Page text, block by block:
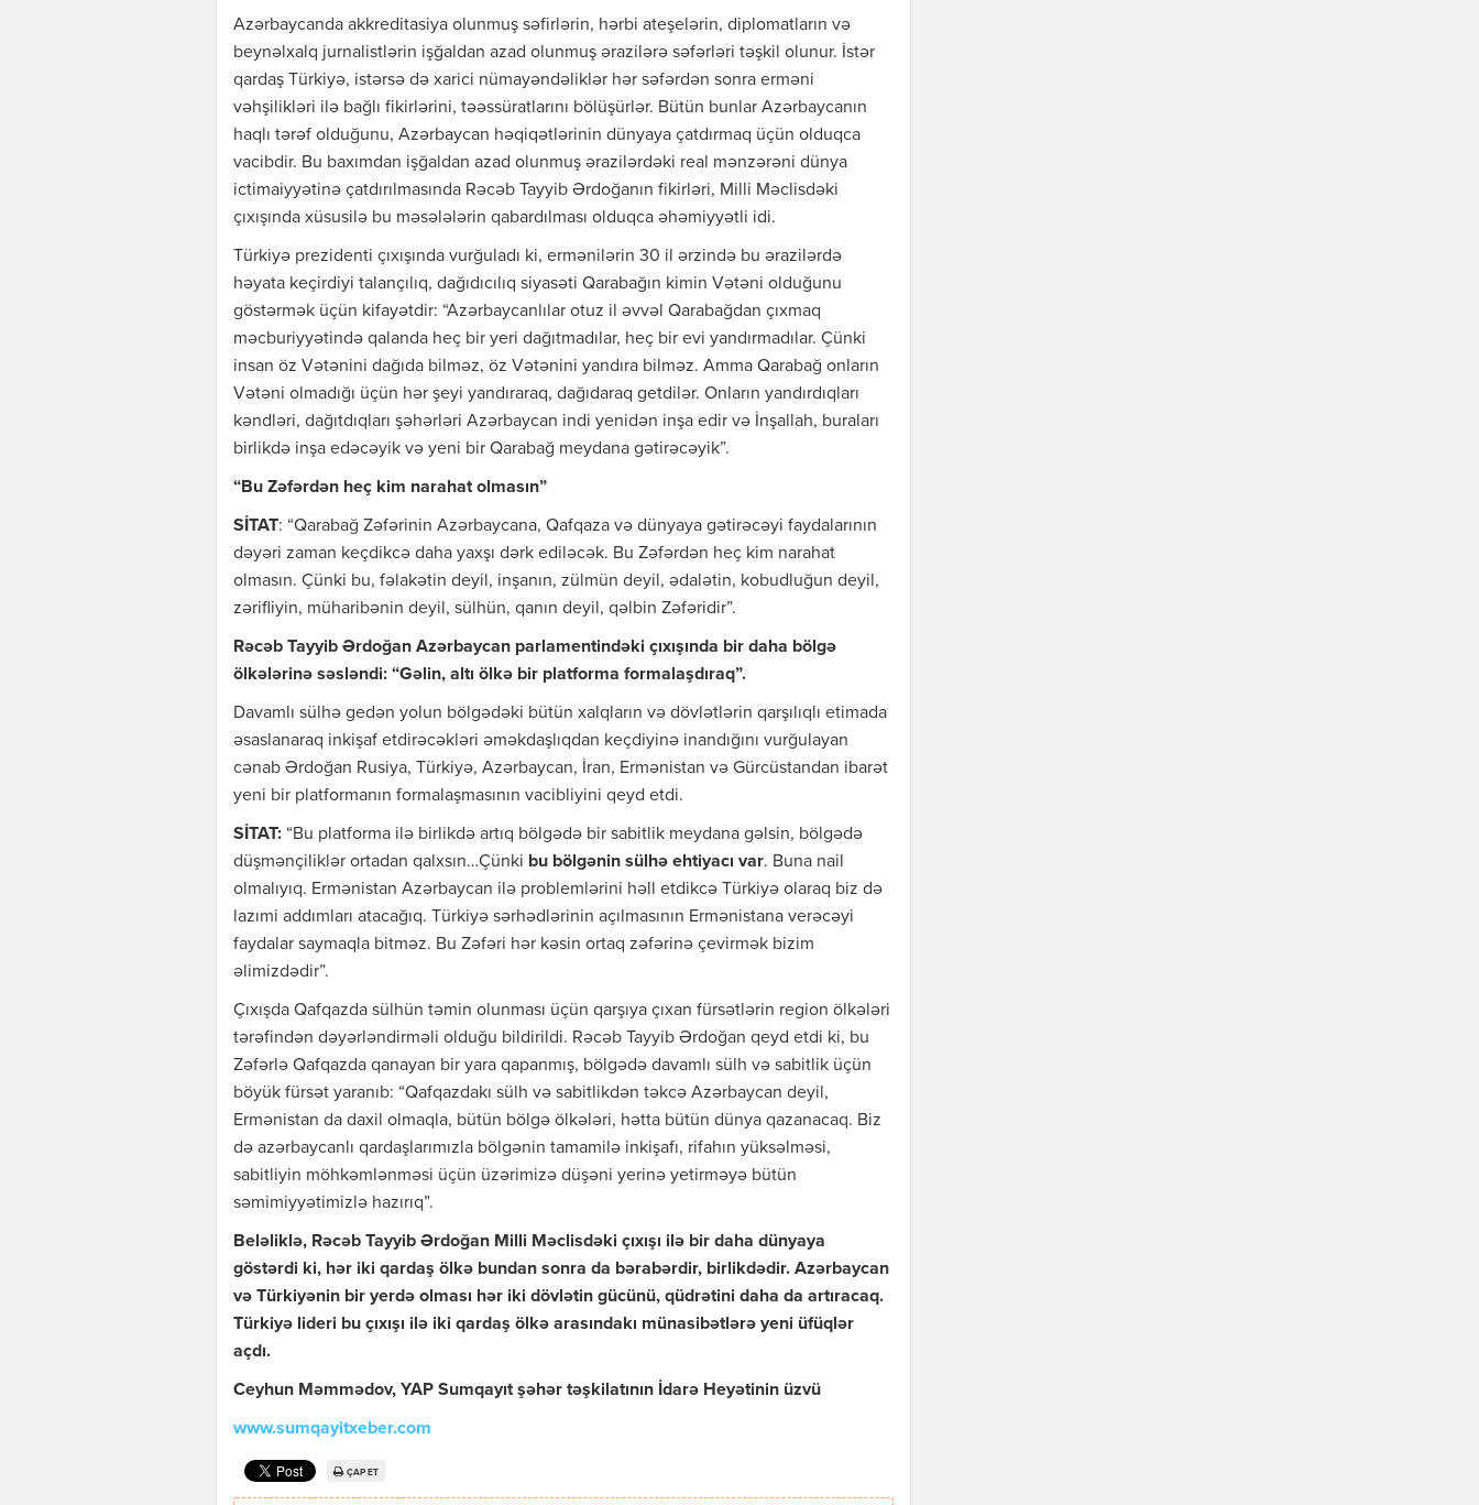
Azərbaycanda akkreditasiya olunmuş səfirlərin, hərbi ateşelərin, diplomatların və
beynəlxalq jurnalistlərin işğaldan azad olunmuş ərazilərə səfərləri təşkil olunur. İstər
qardaş Türkiyə, istərsə də xarici nümayəndəliklər hər səfərdən sonra erməni
vəhşilikləri ilə bağlı fikirlərini, təəssüratlarını bölüşürlər. Bütün bunlar Azərbaycanın
haqlı tərəf olduğunu, Azərbaycan həqiqətlərinin dünyaya çatdırmaq üçün olduqca
vacibdir. Bu baxımdan işğaldan azad olunmuş ərazilərdəki real mənzərəni dünya
ictimaiyyətinə çatdırılmasında Rəcəb Tayyib Ərdoğanın fikirləri, Milli Məclisdəki
çıxışında xüsusilə bu məsələlərin qabardılması olduqca əhəmiyyətli idi.
Türkiyə prezidenti çıxışında vurğuladı ki, ermənilərin 30 il ərzində bu ərazilərdə
həyata keçirdiyi talançılıq, dağıdıcılıq siyasəti Qarabağın kimin Vətəni olduğunu
göstərmək üçün kifayətdir: “Azərbaycanlılar otuz il əvvəl Qarabağdan çıxmaq
məcburiyyətində qalanda heç bir yeri dağıtmadılar, heç bir evi yandırmadılar. Çünki
insan öz Vətənini dağıda bilməz, öz Vətənini yandıra bilməz. Amma Qarabağ onların
Vətəni olmadığı üçün hər şeyi yandıraraq, dağıdaraq getdilər. Onların yandırdıqları
kəndləri, dağıtdıqları şəhərləri Azərbaycan indi yenidən inşa edir və İnşallah, buraları
birlikdə inşa edəcəyik və yeni bir Qarabağ meydana gətirəcəyik”.
“Bu Zəfərdən heç kim narahat olmasın”
SİTAT: “Qarabağ Zəfərinin Azərbaycana, Qafqaza və dünyaya gətirəcəyi faydalarının
dəyəri zaman keçdikcə daha yaxşı dərk ediləcək. Bu Zəfərdən heç kim narahat
olmasın. Çünki bu, fəlakətin deyil, inşanın, zülmün deyil, ədalətin, kobudluğun deyil,
zərifliyin, müharibənin deyil, sülhün, qanın deyil, qəlbin Zəfəridir”.
Rəcəb Tayyib Ərdoğan Azərbaycan parlamentindəki çıxışında bir daha bölgə
ölkələrinə səsləndi: “Gəlin, altı ölkə bir platforma formalaşdıraq”.
Davamlı sülhə gedən yolun bölgədəki bütün xalqların və dövlətlərin qarşılıqlı etimada
əsaslanaraq inkişaf etdirəcəkləri əməkdaşlıqdan keçdiyinə inandığını vurğulayan
cənab Ərdoğan Rusiya, Türkiyə, Azərbaycan, İran, Ermənistan və Gürcüstandan ibarət
yeni bir platformanın formalaşmasının vacibliyini qeyd etdi.
SİTAT: “Bu platforma ilə birlikdə artıq bölgədə bir sabitlik meydana gəlsin, bölgədə
düşmənçiliklər ortadan qalxsın…Çünki bu bölgənin sülhə ehtiyacı var. Buna nail
olmalıyıq. Ermənistan Azərbaycan ilə problemlərini həll etdikcə Türkiyə olaraq biz də
lazımi addımları atacağıq. Türkiyə sərhədlərinin açılmasının Ermənistana verəcəyi
faydalar saymaqla bitməz. Bu Zəfəri hər kəsin ortaq zəfərinə çevirmək bizim
əlimizdədir”.
Çıxışda Qafqazda sülhün təmin olunması üçün qarşıya çıxan fürsətlərin region ölkələri
tərəfindən dəyərləndirməli olduğu bildirildi. Rəcəb Tayyib Ərdoğan qeyd etdi ki, bu
Zəfərlə Qafqazda qanayan bir yara qapanmış, bölgədə davamlı sülh və sabitlik üçün
böyük fürsət yaranıb: “Qafqazdakı sülh və sabitlikdən təkcə Azərbaycan deyil,
Ermənistan da daxil olmaqla, bütün bölgə ölkələri, hətta bütün dünya qazanacaq. Biz
də azərbaycanlı qardaşlarımızla bölgənin tamamilə inkişafı, rifahın yüksəlməsi,
sabitliyin möhkəmlənməsi üçün üzərimizə düşəni yerinə yetirməyə bütün
səmimiyyətimizlə hazırıq”.
Beləliklə, Rəcəb Tayyib Ərdoğan Milli Məclisdəki çıxışı ilə bir daha dünyaya
göstərdi ki, hər iki qardaş ölkə bundan sonra da bərabərdir, birlikdədir. Azərbaycan
və Türkiyənin bir yerdə olması hər iki dövlətin gücünü, qüdrətini daha da artıracaq.
Türkiyə lideri bu çıxışı ilə iki qardaş ölkə arasındakı münasibətlərə yeni üfüqlər
açdı.
Ceyhun Məmmədov, YAP Sumqayıt şəhər təşkilatının İdarə Heyətinin üzvü
www.sumqayitxeber.com
ÇAP ET